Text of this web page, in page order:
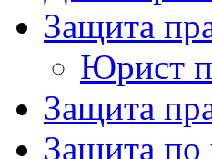
Защита
Юрист
Защита
Защита по